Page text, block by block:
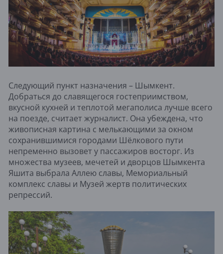
Следующий пункт назначения – Шымкент.
Добраться до славящегося гостеприимством,
вкусной кухней и теплотой мегаполиса лучше всего
на поезде, считает журналист. Она убеждена, что
живописная картина с мелькающими за окном
сохранившимися городами Шёлкового пути
непременно вызовет у пассажиров восторг. Из
множества музеев, мечетей и дворцов Шымкента
Яшита выбрала Аллею славы, Мемориальный
комплекс славы и Музей жертв политических
репрессий.